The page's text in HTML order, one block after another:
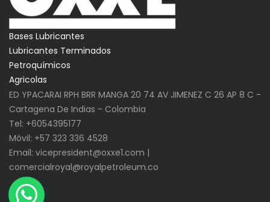
Bases Lubricantes
Lubricantes Terminados
Petroquímicos
Agricolas
ED YPACARAI RPH BRR MANGA 20 74 AV JIMENEZ C 26 AP 8 C -
Cartagena De Indias - Colombia
Tel: +6054395177
Móvil: +57 323 336 4528
Email: vicepresident@oxxe1.com |
comercialroyal@royalpetroleum.co